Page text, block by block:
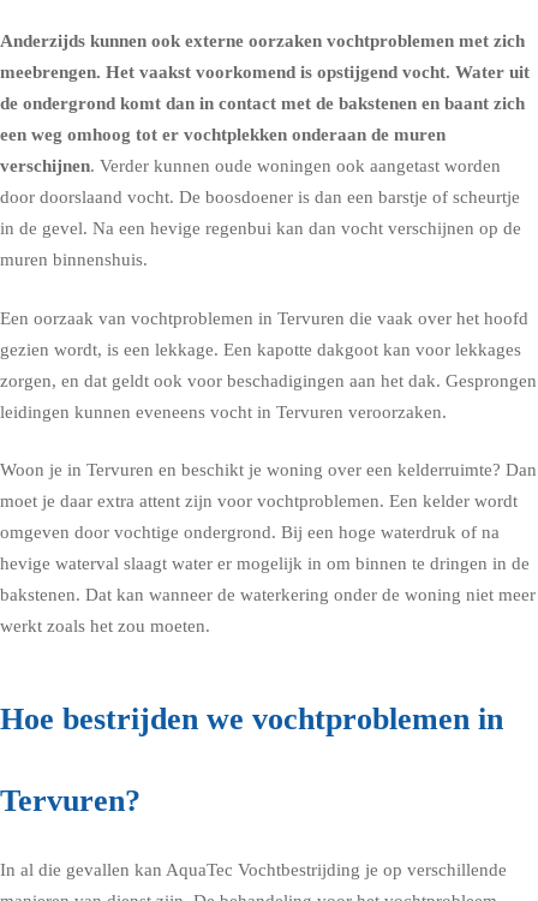
Anderzijds kunnen ook externe oorzaken vochtproblemen met zich
meebrengen. Het vaakst voorkomend is opstijgend vocht. Water uit
de ondergrond komt dan in contact met de bakstenen en baant zich
een weg omhoog tot er vochtplekken onderaan de muren
verschijnen. Verder kunnen oude woningen ook aangetast worden
door doorslaand vocht. De boosdoener is dan een barstje of scheurtje
in de gevel. Na een hevige regenbui kan dan vocht verschijnen op de
muren binnenshuis.
Een oorzaak van vochtproblemen in Tervuren die vaak over het hoofd
gezien wordt, is een lekkage. Een kapotte dakgoot kan voor lekkages
zorgen, en dat geldt ook voor beschadigingen aan het dak. Gesprongen
leidingen kunnen eveneens vocht in Tervuren veroorzaken.
Woon je in Tervuren en beschikt je woning over een kelderruimte? Dan
moet je daar extra attent zijn voor vochtproblemen. Een kelder wordt
omgeven door vochtige ondergrond. Bij een hoge waterdruk of na
hevige waterval slaagt water er mogelijk in om binnen te dringen in de
bakstenen. Dat kan wanneer de waterkering onder de woning niet meer
werkt zoals het zou moeten.
Hoe bestrijden we vochtproblemen in
Tervuren?
In al die gevallen kan AquaTec Vochtbestrijding je op verschillende